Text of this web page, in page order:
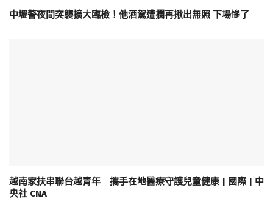
中壢警夜間突襲擴大臨檢！他酒駕遭攔再揪出無照 下場慘了
越南家扶串聯台越青年 攜手在地醫療守護兒童健康 | 國際 | 中
央社 CNA